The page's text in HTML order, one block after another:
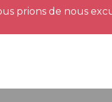
prions de nous